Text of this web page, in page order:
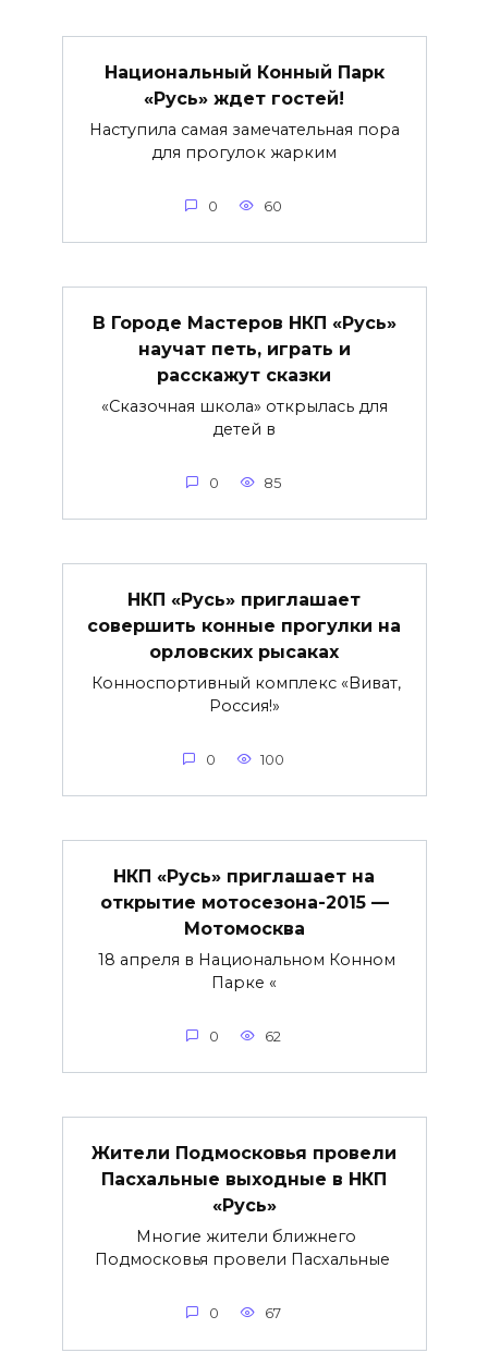
Национальный Конный Парк
«Русь» ждет гостей!
Наступила самая замечательная пора
для прогулок жарким
0 60
В Городе Мастеров НКП «Русь»
научат петь, играть и
расскажут сказки
«Сказочная школа» открылась для
детей в
0 85
НКП «Русь» приглашает
совершить конные прогулки на
орловских рысаках
Конноспортивный комплекс «Виват,
Россия!»
0 100
НКП «Русь» приглашает на
открытие мотосезона-2015 —
Мотомосква
18 апреля в Национальном Конном
Парке «
0 62
Жители Подмосковья провели
Пасхальные выходные в НКП
«Русь»
Многие жители ближнего
Подмосковья провели Пасхальные
0 67